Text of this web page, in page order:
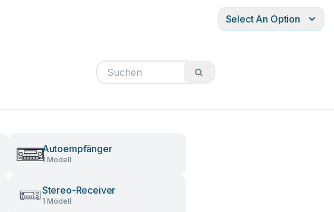
Select An Option
Autoempfänger
1 Modell
Stereo-Receiver
1 Modell